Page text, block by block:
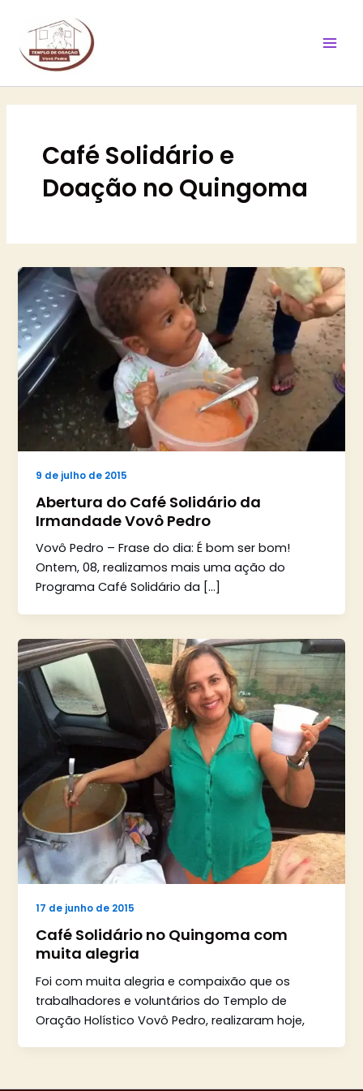
conteúdo
Café Solidário e
Doação no Quingoma
9 de julho de 2015
Abertura do Café Solidário da
Irmandade Vovô Pedro
Vovô Pedro – Frase do dia: É bom ser bom!
Ontem, 08, realizamos mais uma ação do
Programa Café Solidário da […]
17 de junho de 2015
Café Solidário no Quingoma com
muita alegria
Foi com muita alegria e compaixão que os
trabalhadores e voluntários do Templo de
Oração Holístico Vovô Pedro, realizaram hoje,